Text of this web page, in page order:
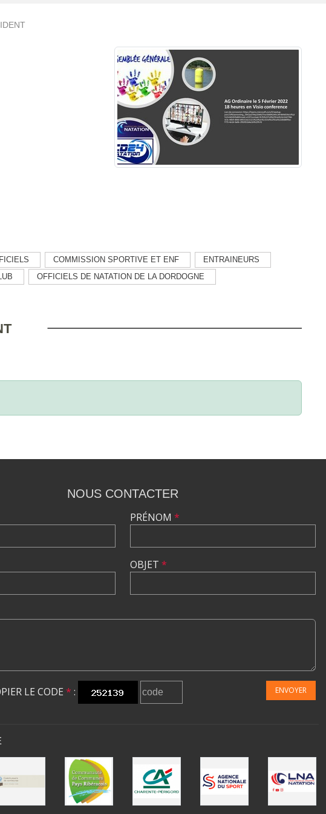
COMMISSION SPORTIVE ET ENF
ENTRAINEURS
OFFICIELS DE NATATION DE LA DORDOGNE
NOUS CONTACTER
PRÉNOM *
OBJET *
LE CODE * : ENVOYER